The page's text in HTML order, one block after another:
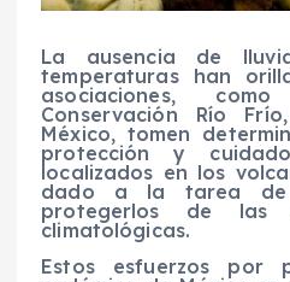
La ausencia de
temperaturas han
asociaciones,
Conservación Río
México, tomen
protección y
localizados en los
dado a la tarea de
protegerlos de las
climatológicas.
Estos esfuerzos por